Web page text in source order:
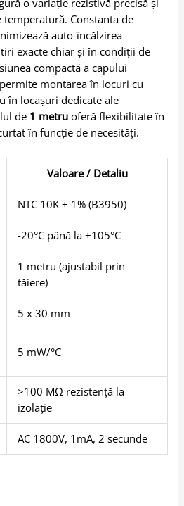
o variație rezistivă precisă și
Constanta de
auto-încălzirea
exacte chiar și în condiții de
compactă a capului
montarea în locuri cu
în locașuri dedicate ale
de 1 metru oferă flexibilitate în
în funcție de necesități.
Valoare / Detaliu
NTC 10K ± 1% (B3950)
-20°C până la +105°C
1 metru (ajustabil prin
tăiere)
5 x 30 mm
5 mW/°C
>100 MΩ rezistență la
izolație
AC 1800V, 1mA, 2 secunde